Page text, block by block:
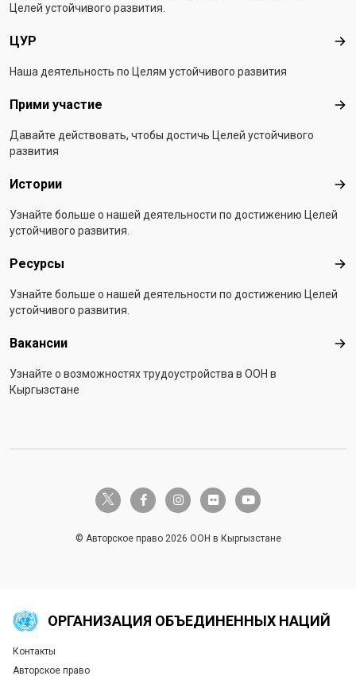
Целей устойчивого развития.
ЦУР
Наша деятельность по Целям устойчивого развития
Прими участие
Давайте действовать, чтобы достичь Целей устойчивого
развития
Истории
Узнайте больше о нашей деятельности по достижению Целей
устойчивого развития.
Ресурсы
Узнайте больше о нашей деятельности по достижению Целей
устойчивого развития.
Вакансии
Узнайте о возможностях трудоустройства в ООН в
Кыргызстане
twitter-x facebook-finstagramflickr youtube
© Авторское право 2026 ООН в Кыргызстане
ОРГАНИЗАЦИЯ ОБЪЕДИНЕННЫХ НАЦИЙ
Global U.N. menu
Контакты
Авторское право